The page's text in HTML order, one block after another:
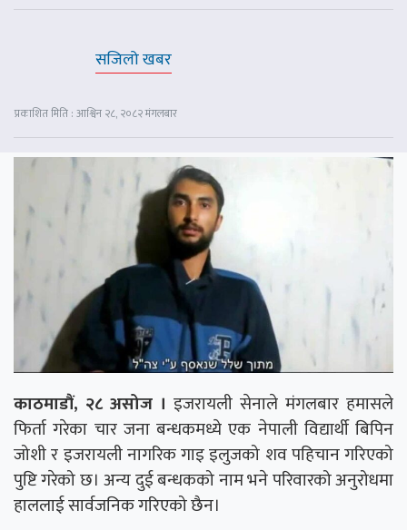
सजिलो खबर
प्रकाशित मिति : आश्विन २८, २०८२ मंगलबार
काठमाडौं, २८ असोज । इजरायली सेनाले मंगलबार हमासले
फिर्ता गरेका चार जना बन्धकमध्ये एक नेपाली विद्यार्थी बिपिन
जोशी र इजरायली नागरिक गाइ इलुजको शव पहिचान गरिएको
पुष्टि गरेको छ। अन्य दुई बन्धकको नाम भने परिवारको अनुरोधमा
हाललाई सार्वजनिक गरिएको छैन।